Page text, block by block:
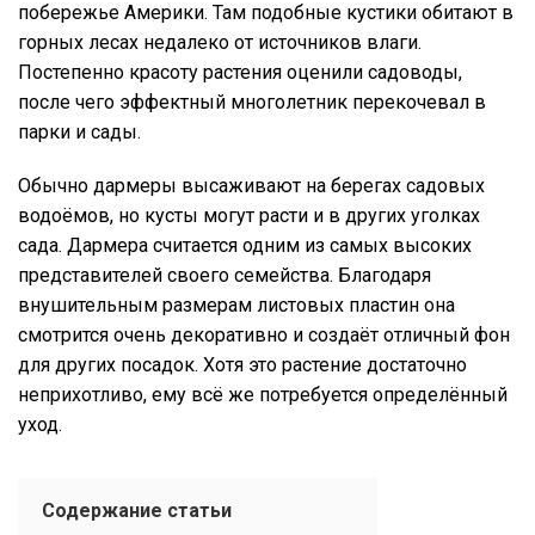
побережье Америки. Там подобные кустики обитают в
горных лесах недалеко от источников влаги.
Постепенно красоту растения оценили садоводы,
после чего эффектный многолетник перекочевал в
парки и сады.
Обычно дармеры высаживают на берегах садовых
водоёмов, но кусты могут расти и в других уголках
сада. Дармера считается одним из самых высоких
представителей своего семейства. Благодаря
внушительным размерам листовых пластин она
смотрится очень декоративно и создаёт отличный фон
для других посадок. Хотя это растение достаточно
неприхотливо, ему всё же потребуется определённый
уход.
Содержание статьи